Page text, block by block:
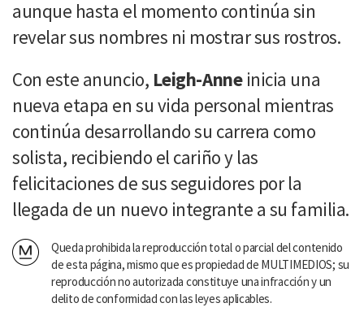
aunque hasta el momento continúa sin
revelar sus nombres ni mostrar sus rostros.
Con este anuncio, Leigh-Anneinicia una
nueva etapa en su vida personal mientras
continúa desarrollando su carrera como
solista, recibiendo el cariño y las
felicitaciones de sus seguidores por la
llegada de un nuevo integrante a su familia.
Queda prohibida la reproducción total o parcial del contenido
de esta página, mismo que es propiedad de MULTIMEDIOS; su
reproducción no autorizada constituye una infracción y un
delito de conformidad con las leyes aplicables.